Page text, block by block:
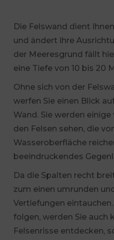
Die Felswand dient
und ändert ihre
der Meeresgrund fällt
eine Tiefe von 10 bis 20
Ohne sich von der
werfen Sie einen Blick
Wand. Sie werden
den Felsen sehen, die
Wasseroberfläche
beeindruckendes
Da die Spalten recht
zum einen umrunden
Vertiefungen
folgen, werden Sie auch
Felsenrisse entdecken,